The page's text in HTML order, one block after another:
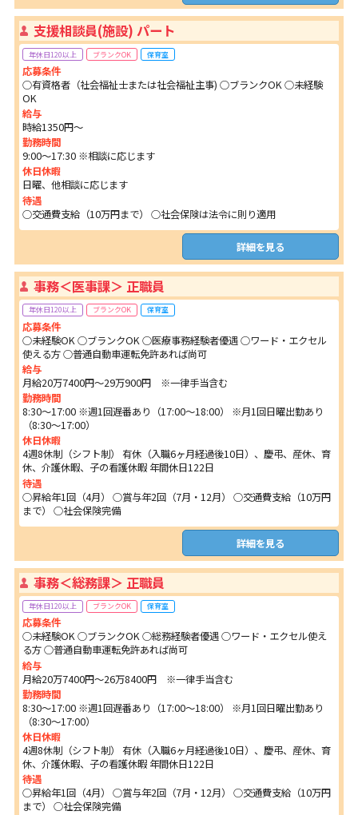
支援相談員(施設) パート
年休日120以上 ブランクOK 保育室
応募条件
○有資格者（社会福祉士または社会福祉主事) ○ブランクOK ○未経験
OK
給与
時給1350円～
勤務時間
9:00～17:30 ※相談に応じます
休日休暇
日曜、他相談に応じます
待遇
○交通費支給（10万円まで） ○社会保険は法令に則り適用
詳細を見る
事務＜医事課＞ 正職員
年休日120以上 ブランクOK 保育室
応募条件
○未経験OK ○ブランクOK ○医療事務経験者優遇 ○ワード・エクセル
使える方 ○普通自動車運転免許あれば尚可
給与
月給20万7400円～29万900円 ※一律手当含む
勤務時間
8:30～17:00 ※週1回遅番あり（17:00〜18:00） ※月1回日曜出勤あり
（8:30〜17:00）
休日休暇
4週8休制（シフト制） 有休（入職6ヶ月経過後10日）、慶弔、産休、育
休、介護休暇、子の看護休暇 年間休日122日
待遇
○昇給年1回（4月） ○賞与年2回（7月・12月） ○交通費支給（10万円
まで） ○社会保険完備
詳細を見る
事務＜総務課＞ 正職員
年休日120以上 ブランクOK 保育室
応募条件
○未経験OK ○ブランクOK ○総務経験者優遇 ○ワード・エクセル使え
る方 ○普通自動車運転免許あれば尚可
給与
月給20万7400円～26万8400円 ※一律手当含む
勤務時間
8:30～17:00 ※週1回遅番あり（17:00〜18:00） ※月1回日曜出勤あり
（8:30〜17:00）
休日休暇
4週8休制（シフト制） 有休（入職6ヶ月経過後10日）、慶弔、産休、育
休、介護休暇、子の看護休暇 年間休日122日
待遇
○昇給年1回（4月） ○賞与年2回（7月・12月） ○交通費支給（10万円
まで） ○社会保険完備